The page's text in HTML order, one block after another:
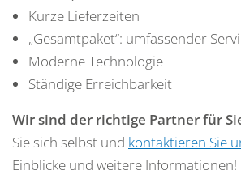
Kurze Lieferzeiten
„Gesamtpaket“: umfassender
Moderne Technologie
Ständige Erreichbarkeit
Wir sind der richtige Partner für
Sie sich selbst und kontaktieren Sie
Einblicke und weitere Informationen!